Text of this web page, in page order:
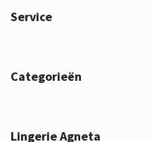
Service
Categorieën
Lingerie Agneta